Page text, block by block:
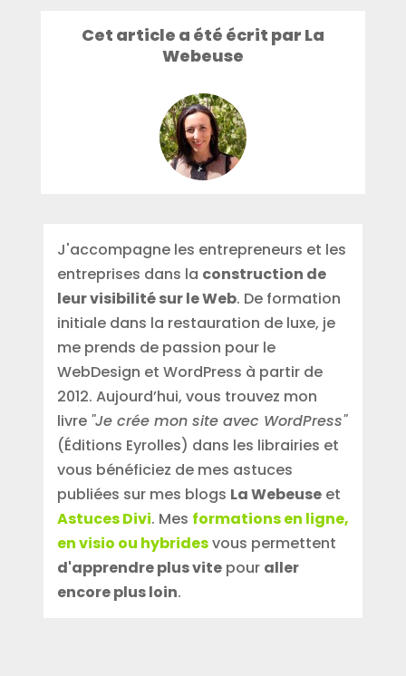
Cet article a été écrit par La
Webeuse
J'accompagne les entrepreneurs et les
entreprises dans la construction de
leur visibilité sur le Web. De formation
initiale dans la restauration de luxe, je
me prends de passion pour le
WebDesign et WordPress à partir de
2012. Aujourd’hui, vous trouvez mon
livre "Je crée mon site avec WordPress"
(Éditions Eyrolles) dans les librairies et
vous bénéficiez de mes astuces
publiées sur mes blogs La Webeuseet
Astuces Divi. Mes formations en ligne,
en visio ou hybridesvous permettent
d'apprendre plus vitepour aller
encore plus loin.